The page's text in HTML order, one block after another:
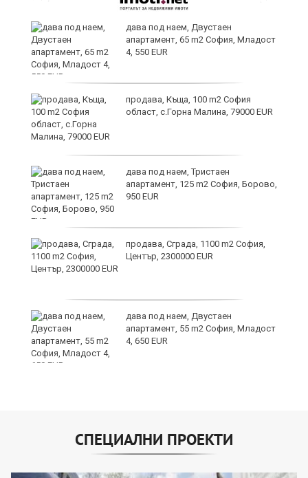
дава под наем, Двустаен
апартамент, 65 m2 София, Младост
4, 550 EUR
продава, Къща, 100 m2 София
област, с.Горна Малина, 79000 EUR
дава под наем, Тристаен
апартамент, 125 m2 София, Борово,
950 EUR
продава, Сграда, 1100 m2 София,
Център, 2300000 EUR
дава под наем, Двустаен
апартамент, 55 m2 София, Младост
4, 650 EUR
СПЕЦИАЛНИ ПРОЕКТИ